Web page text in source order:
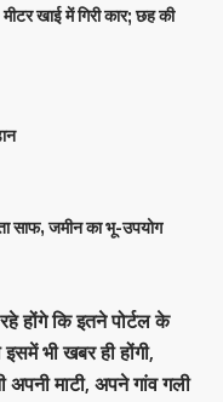
खाई में गिरी कार; छह की
साफ, जमीन का भू-उपयोग
होंगे कि इतने पोर्टल के
भी खबर ही होंगी,
अपनी माटी, अपने गांव गली